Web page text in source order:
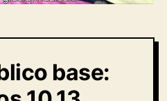
base: